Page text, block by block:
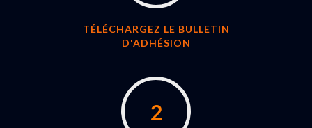
TÉLÉCHARGEZ LE BULLETIN
D'ADHÉSION
2